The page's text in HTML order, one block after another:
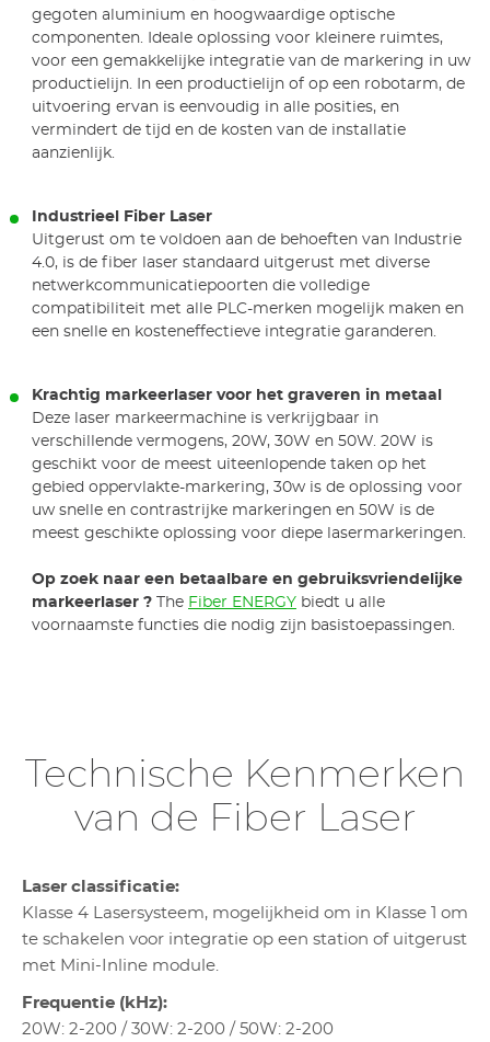
gegoten aluminium en hoogwaardige optische
componenten. Ideale oplossing voor kleinere ruimtes,
voor een gemakkelijke integratie van de markering in uw
productielijn. In een productielijn of op een robotarm, de
uitvoering ervan is eenvoudig in alle posities, en
vermindert de tijd en de kosten van de installatie
aanzienlijk.
Industrieel Fiber Laser
Uitgerust om te voldoen aan de behoeften van Industrie
4.0, is de fiber laser standaard uitgerust met diverse
netwerkcommunicatiepoorten die volledige
compatibiliteit met alle PLC-merken mogelijk maken en
een snelle en kosteneffectieve integratie garanderen.
Krachtig markeerlaser voor het graveren in metaal
Deze laser markeermachine is verkrijgbaar in
verschillende vermogens, 20W, 30W en 50W. 20W is
geschikt voor de meest uiteenlopende taken op het
gebied oppervlakte-markering, 30w is de oplossing voor
uw snelle en contrastrijke markeringen en 50W is de
meest geschikte oplossing voor diepe lasermarkeringen.
Op zoek naar een betaalbare en gebruiksvriendelijke
markeerlaser ? The Fiber ENERGY biedt u alle
voornaamste functies die nodig zijn basistoepassingen.
Technische Kenmerken
van de Fiber Laser
Laser classificatie:
Klasse 4 Lasersysteem, mogelijkheid om in Klasse 1 om
te schakelen voor integratie op een station of uitgerust
met Mini-Inline module.
Frequentie (kHz):
20W: 2-200 / 30W: 2-200 / 50W: 2-200